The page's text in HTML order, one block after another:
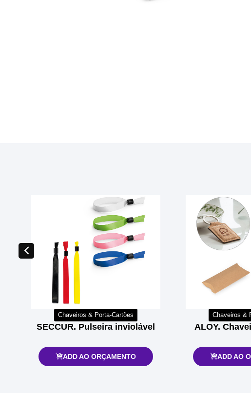
Chaveiros & Porta-Cartões
SECCUR. Pulseira inviolável
ADD AO ORÇAMENTO
Chaveiros &
ALOY.
ADD AO